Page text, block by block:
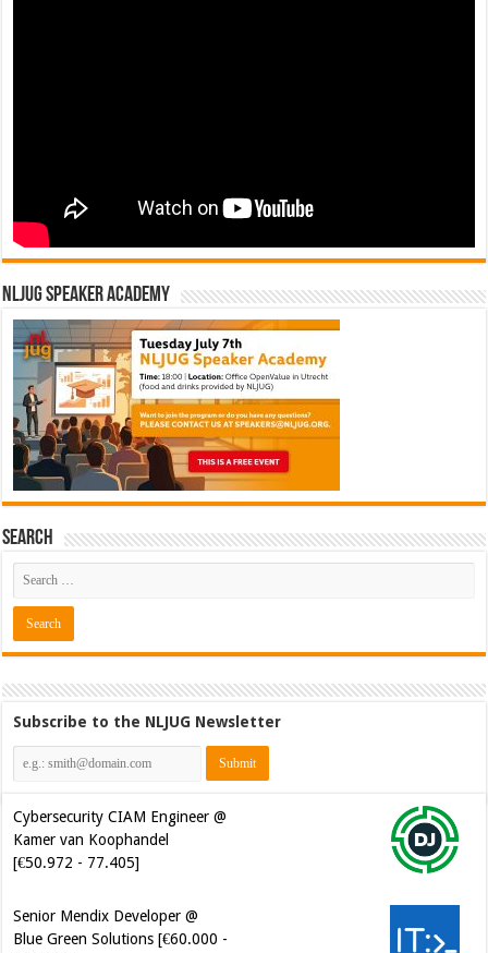
NLJUG Speaker Academy
Search
Subscribe to the NLJUG Newsletter
Cybersecurity CIAM Engineer @
Kamer van Koophandel
[€50.972 - 77.405]
Senior Mendix Developer @
Blue Green Solutions [€60.000 -